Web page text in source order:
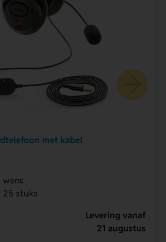
met kabel
25 stuks
Levering vanaf
21 augustus